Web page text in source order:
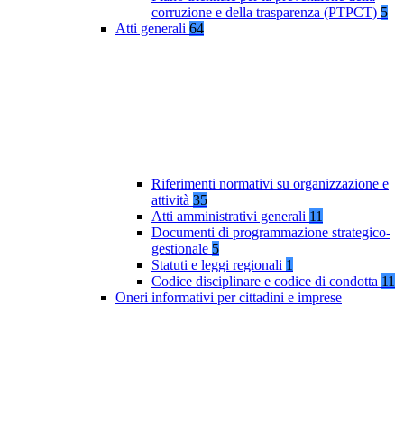
corruzione e della trasparenza (PTPCT) 5
Atti generali 64
Riferimenti normativi su organizzazione e
attività 35
Atti amministrativi generali 11
Documenti di programmazione strategico-
gestionale 5
Statuti e leggi regionali 1
Codice disciplinare e codice di condotta 11
Oneri informativi per cittadini e imprese